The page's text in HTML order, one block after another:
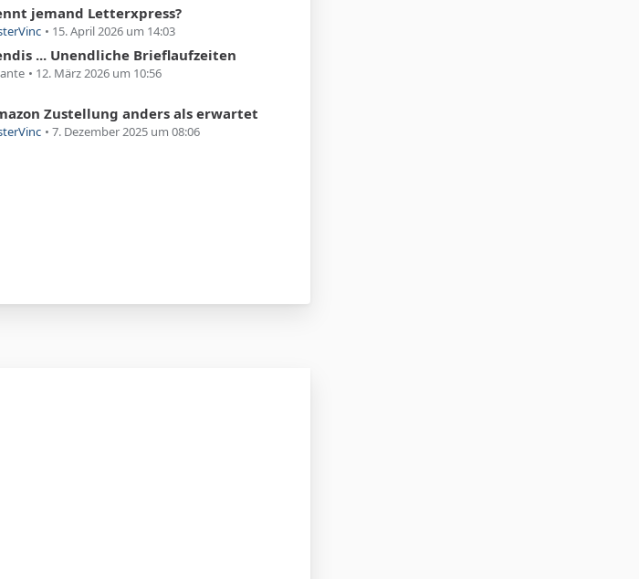
jemand Letterxpress?
15. April 2026 um 14:03
... Unendliche Brieflaufzeiten
12. März 2026 um 10:56
Zustellung anders als erwartet
7. Dezember 2025 um 08:06